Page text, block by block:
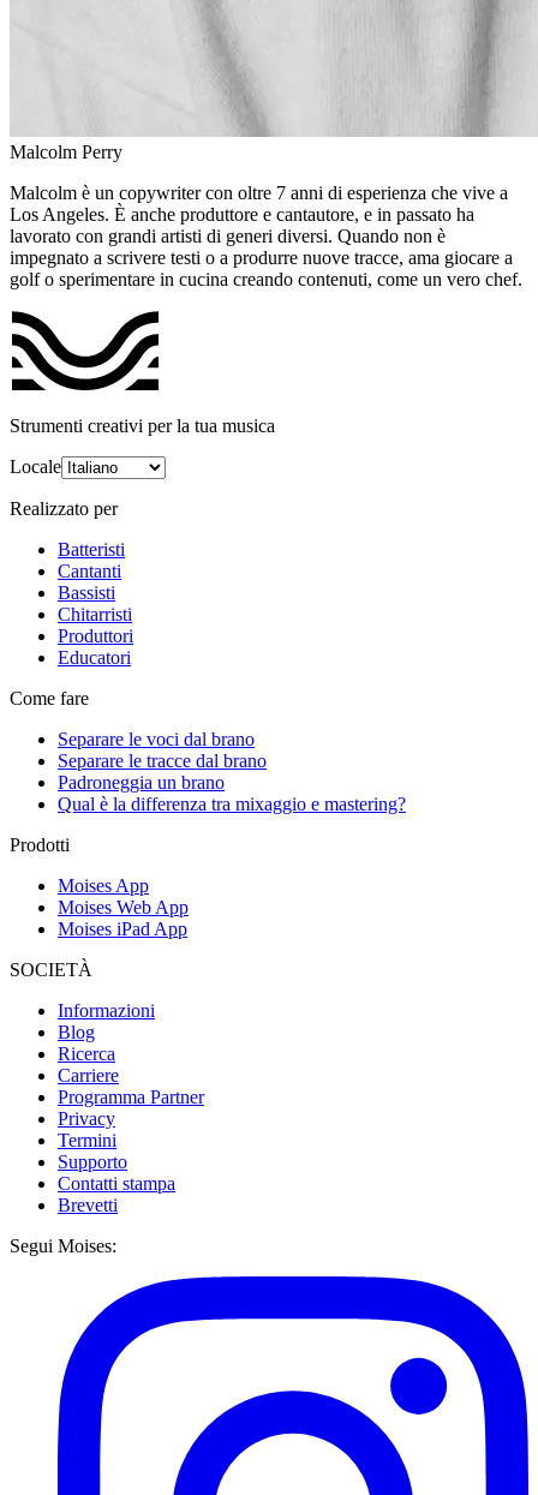
Malcolm Perry
Malcolm è un copywriter con oltre 7 anni di esperienza che vive a
Los Angeles. È anche produttore e cantautore, e in passato ha
lavorato con grandi artisti di generi diversi. Quando non è
impegnato a scrivere testi o a produrre nuove tracce, ama giocare a
golf o sperimentare in cucina creando contenuti, come un vero chef.
Strumenti creativi per la tua musica
Locale
Realizzato per
Batteristi
Cantanti
Bassisti
Chitarristi
Produttori
Educatori
Come fare
Separare le voci dal brano
Separare le tracce dal brano
Padroneggia un brano
Qual è la differenza tra mixaggio e mastering?
Prodotti
Moises App
Moises Web App
Moises iPad App
SOCIETÀ
Informazioni
Blog
Ricerca
Carriere
Programma Partner
Privacy
Termini
Supporto
Contatti stampa
Brevetti
Segui Moises: